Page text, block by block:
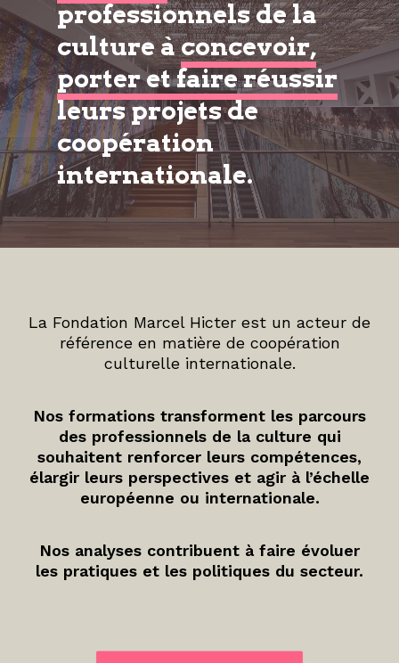
professionnels de la
culture àconcevoir,
porter et faire réussir
leurs projets de
coopération
internationale.
La Fondation Marcel Hicter est un acteur de
référence en matière de coopération
culturelle internationale.
Nos formations transforment les parcours
des professionnels de la culture qui
souhaitent renforcer leurs compétences,
élargir leurs perspectives et agir à l’échelle
européenne ou internationale.
Nos analyses contribuent à faire évoluer
les pratiques et les politiques du secteur.